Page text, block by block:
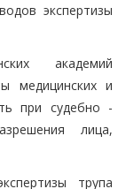
экспертизы
академий
медицинских и
при судебно -
лица,
трупа